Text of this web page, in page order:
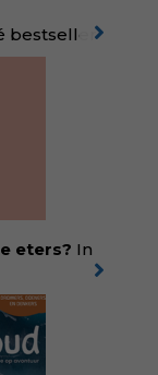
bestseller
boek
25 jaar
heeft
begrip
gratis
eters? In
Met